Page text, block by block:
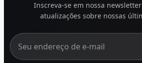
Inscreva-se em nossa
atualizações sobre nossas